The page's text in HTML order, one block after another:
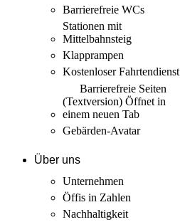
Barrierefreie WCs
Stationen mit
Mittelbahnsteig
Klapprampen
Kostenloser Fahrtendienst
Barrierefreie Seiten
(Textversion) Öffnet in
einem neuen Tab
Gebärden-Avatar
Über uns
Unternehmen
Öffis in Zahlen
Nachhaltigkeit